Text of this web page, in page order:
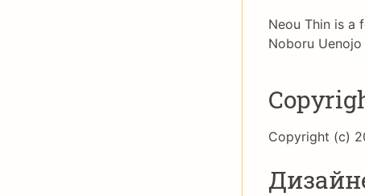
Neou Thin is a
Noboru Uenojo
Copyright (c)